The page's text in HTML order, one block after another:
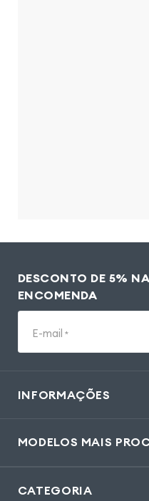
DESCONTO DE 5%
ENCOMENDA
E-mail *
INFORMAÇÕES
MODELOS MAIS
CATEGORIA